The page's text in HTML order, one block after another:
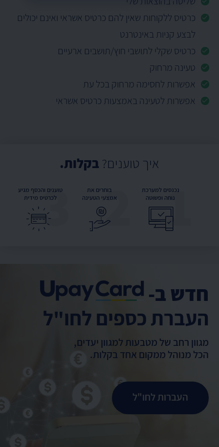
כרטיס ללקוחות שאין להם כרטיס אשראי ואינם יכולים
לבצע קניות באינטרנט
כרטיס שקלי לתושבי חוץ/תושבים ארעיים
טעינה מרחוק
אפשרות לחסימה מרחוק בכל עת
אפשרות לטעינה באמצעות כרטיס אשראי
איך טוענים? בקלות.
1
נכנסים למערכת
נוחה ופשוטה
2
בוחרים את
אמצעי הטעינה
3
טוענים והכסף מגיע
לכרטיס מידית
חדש ב-
העברת כספים לחו"ל
מגוון רחב של מטבעות למגוון יעדים,
הכל מנוהל ממקום אחד בקלות.
העברות לחו"ל